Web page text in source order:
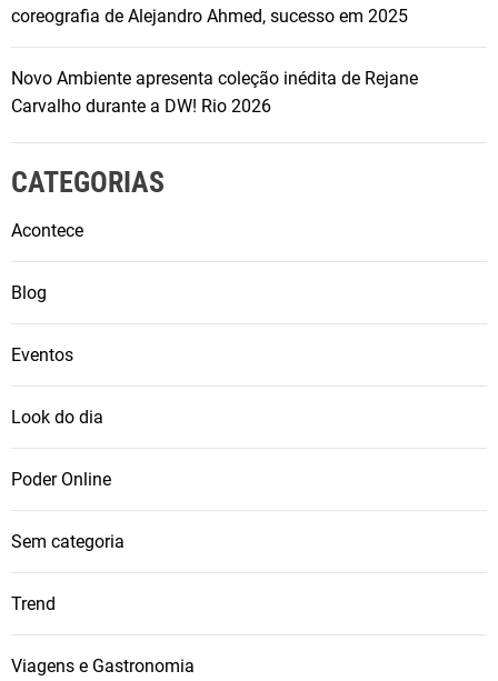
coreografia de Alejandro Ahmed, sucesso em 2025
Novo Ambiente apresenta coleção inédita de Rejane
Carvalho durante a DW! Rio 2026
CATEGORIAS
Acontece
Blog
Eventos
Look do dia
Poder Online
Sem categoria
Trend
Viagens e Gastronomia